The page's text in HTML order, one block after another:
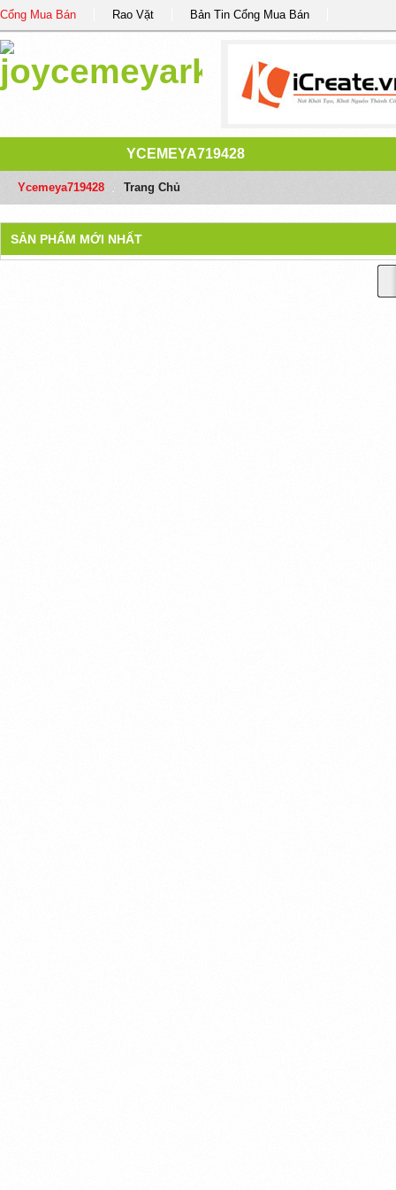
Cổng Mua Bán Rao Vặt Bản Tin Cổng Mua Bán
YCEMEYA719428
Ycemeya719428 Trang Chủ
SẢN PHẨM MỚI NHẤT